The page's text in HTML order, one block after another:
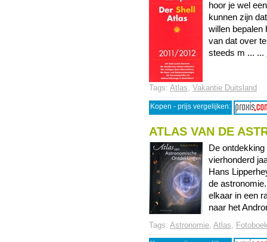
hoor je wel
kunnen zijn
willen bepalen
van dat over
steeds m ... ...
Tags: Atlas, Vakantie Duitsland
Kopen - prijs vergelijken:
ATLAS VAN DE
De
vierhonderd
Hans
de
elkaar in een
naar het
Tags: Astronomie, Atlas,